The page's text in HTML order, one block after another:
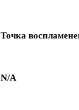
Точка
N/A